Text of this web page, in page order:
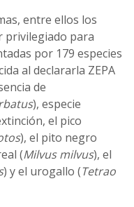
entre ellos los
privilegiado para
por 179 especies
al declararla ZEPA
de
), especie
el pico
), el pito negro
(Milvus milvus), el
) y el urogallo (Tetrao